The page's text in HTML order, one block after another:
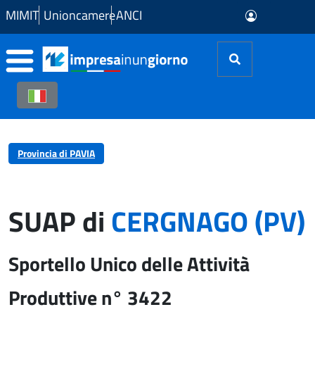
Skip to Main Content
MIMIT UnioncamereANCI
Provincia di PAVIA
SUAP diCERGNAGO (PV)
Sportello Unico delle Attività
Produttive n° 3422